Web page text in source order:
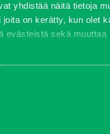
yhdistää näitä tietoja
on kerätty, kun olet
evästeistä sekä muuttaa